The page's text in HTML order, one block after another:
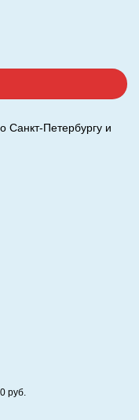
Агат Black White.
Санкт-Петербургу и
руб.